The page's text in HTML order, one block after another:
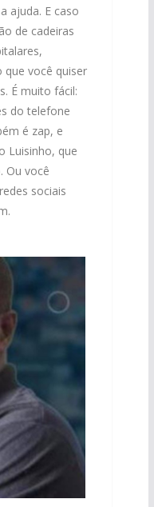
ajuda. E caso
de cadeiras
que você quiser
É muito fácil:
do telefone
é zap, e
Luisinho, que
Ou você
sociais